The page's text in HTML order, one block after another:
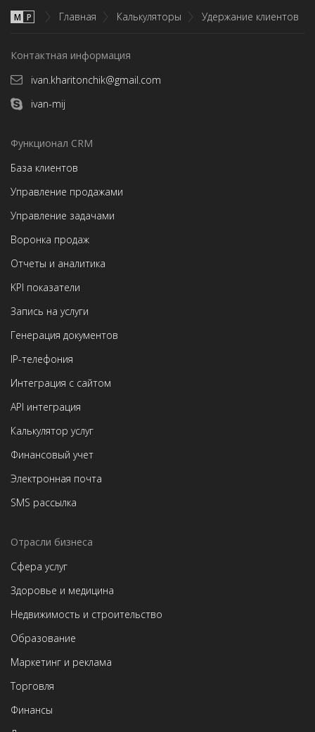
М P Главная Калькуляторы Удержание клиентов
Контактная информация
ivan.kharitonchik@gmail.com
ivan-mij
Функционал CRM
База клиентов
Управление продажами
Управление задачами
Воронка продаж
Отчеты и аналитика
KPI показатели
Запись на услуги
Генерация документов
IP-телефония
Интеграция с сайтом
API интеграция
Калькулятор услуг
Финансовый учет
Электронная почта
SMS рассылка
Отрасли бизнеса
Сфера услуг
Здоровье и медицина
Недвижимость и строительство
Образование
Маркетинг и реклама
Торговля
Финансы